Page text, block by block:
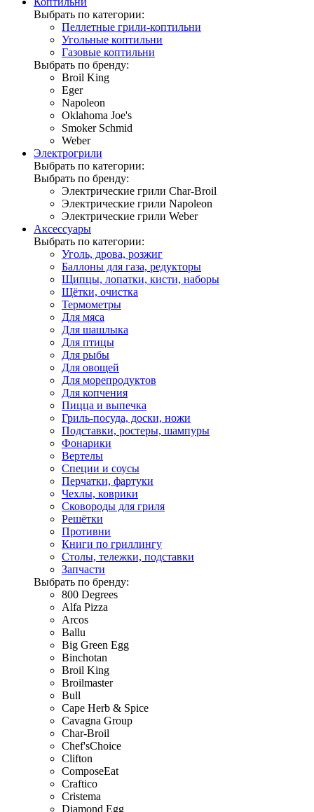
Выбрать по категории:
Пеллетные грили-коптильни
Угольные коптильни
Газовые коптильни
Выбрать по бренду:
Broil King
Eger
Napoleon
Oklahoma Joe's
Smoker Schmid
Weber
Электрогрили
Выбрать по категории:
Выбрать по бренду:
Электрические грили Char-Broil
Электрические грили Napoleon
Электрические грили Weber
Аксессуары
Выбрать по категории:
Уголь, дрова, розжиг
Баллоны для газа, редукторы
Щипцы, лопатки, кисти, наборы
Щётки, очистка
Термометры
Для мяса
Для шашлыка
Для птицы
Для рыбы
Для овощей
Для морепродуктов
Для копчения
Пицца и выпечка
Гриль-посуда, доски, ножи
Подставки, ростеры, шампуры
Фонарики
Вертелы
Специи и соусы
Перчатки, фартуки
Чехлы, коврики
Сковороды для гриля
Решётки
Противни
Книги по гриллингу
Столы, тележки, подставки
Запчасти
Выбрать по бренду:
800 Degrees
Alfa Pizza
Arcos
Ballu
Big Green Egg
Binchotan
Broil King
Broilmaster
Bull
Cape Herb & Spice
Cavagna Group
Char-Broil
Chef'sChoice
Clifton
ComposeEat
Craftico
Cristema
Diamond Egg